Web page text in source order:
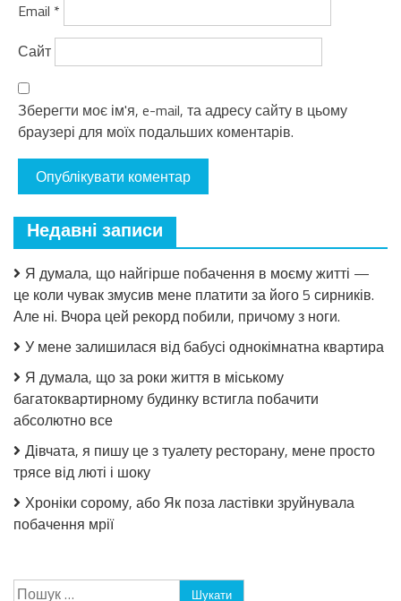
Email *
Сайт
Зберегти моє ім'я, e-mail, та адресу сайту в цьому
браузері для моїх подальших коментарів.
Недавні записи
Я думала, що найгірше побачення в моєму житті —
це коли чувак змусив мене платити за його 5 сирників.
Але ні. Вчора цей рекорд побили, причому з ноги.
У мене залишилася від бабусі однокімнатна квартира
Я думала, що за роки життя в міському
багатоквартирному будинку встигла побачити
абсолютно все
Дівчата, я пишу це з туалету ресторану, мене просто
трясе від люті і шоку
Хроніки сорому, або Як поза ластівки зруйнувала
побачення мрії
Пошук: